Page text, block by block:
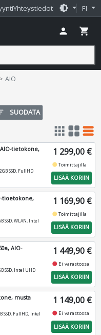
Yhteystiedot brightness_medium FI
person shopping_cart
AIO
SUODATA
apps grid_view table_rows
tietokone,
SSD, FullHD
1 299,00 €
fiber_manual_recordToimittajilla
LISÄÄ KORIIN
tioetokone,
SSD, WLAN, Intel
1 169,90 €
fiber_manual_recordToimittajilla
LISÄÄ KORIIN
AIO-
SSD, Intel UHD
1 449,90 €
fiber_manual_record Ei varastossa
LISÄÄ KORIIN
musta
SSD, FullHD, Intel
1 149,00 €
fiber_manual_record Ei varastossa
LISÄÄ KORIIN